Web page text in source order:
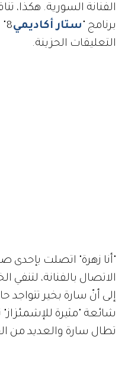
الفنانة السورية. هكذا،
برنامج "ستار أكاديمي
التعليقات الحزينة.
"أنا زهرة" اتصلت بإحدى
الاتصال بالفنانة،
إلى أنّ سارة بخير تتواجد
شائعة "مثيرة
تطال سارة والعديد من